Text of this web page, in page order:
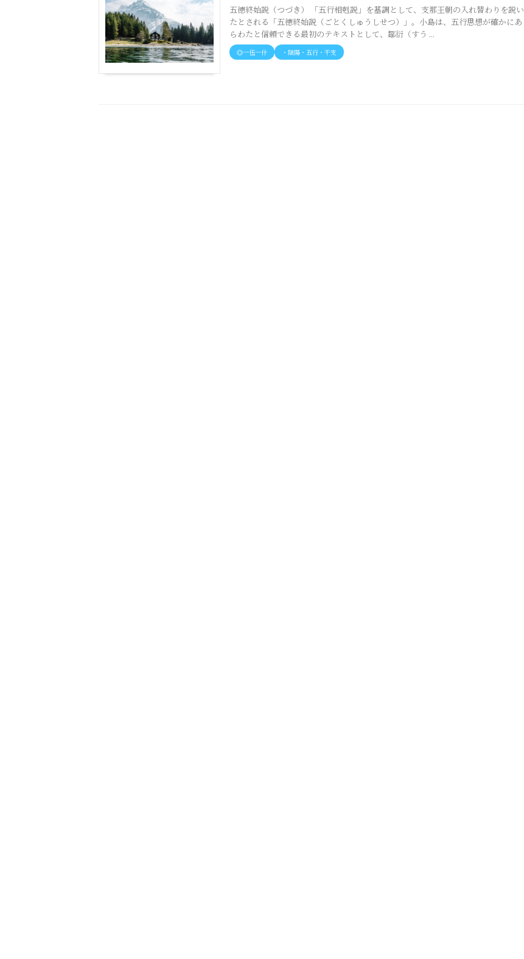
五徳終始説（つづき） 「五行相剋説」を基調として、支那王朝の入れ替わりを説い
たとされる「五徳終始説（ごとくしゅうしせつ）」。小島は、五行思想が確かにあ
らわたと信頼できる最初のテキストとして、鄒衍（すう ...
◎一伍一什 ・陰陽・五行・干支